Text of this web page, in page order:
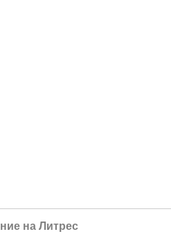
на Литрес